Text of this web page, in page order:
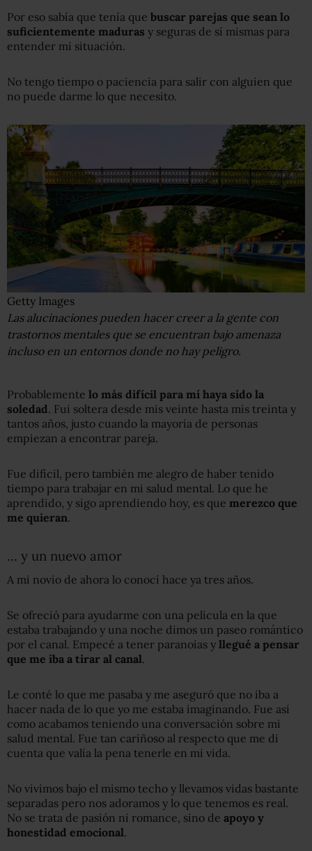
Por eso sabía que tenía que buscar parejas que sean lo
suficientemente maduras y seguras de sí mismas para
entender mi situación.
No tengo tiempo o paciencia para salir con alguien que
no puede darme lo que necesito.
Getty Images
Las alucinaciones pueden hacer creer a la gente con
trastornos mentales que se encuentran bajo amenaza
incluso en un entornos donde no hay peligro.
Probablemente lo más difícil para mí haya sido la
soledad. Fui soltera desde mis veinte hasta mis treinta y
tantos años, justo cuando la mayoría de personas
empiezan a encontrar pareja.
Fue difícil, pero también me alegro de haber tenido
tiempo para trabajar en mi salud mental. Lo que he
aprendido, y sigo aprendiendo hoy, es que merezco que
me quieran.
… y un nuevo amor
A mi novio de ahora lo conocí hace ya tres años.
Se ofreció para ayudarme con una película en la que
estaba trabajando y una noche dimos un paseo romántico
por el canal. Empecé a tener paranoias y llegué a pensar
que me iba a tirar al canal.
Le conté lo que me pasaba y me aseguró que no iba a
hacer nada de lo que yo me estaba imaginando. Fue así
como acabamos teniendo una conversación sobre mi
salud mental. Fue tan cariñoso al respecto que me di
cuenta que valía la pena tenerle en mi vida.
No vivimos bajo el mismo techo y llevamos vidas bastante
separadas pero nos adoramos y lo que tenemos es real.
No se trata de pasión ni romance, sino de apoyo y
honestidad emocional.